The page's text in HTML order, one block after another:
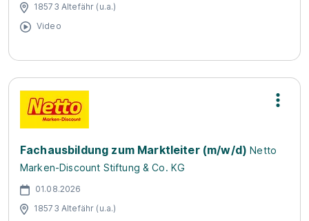
18573 Altefähr (u.a.)
Video
Fachausbildung zum Marktleiter (m/w/d) Netto
Marken-Discount Stiftung & Co. KG
01.08.2026
18573 Altefähr (u.a.)